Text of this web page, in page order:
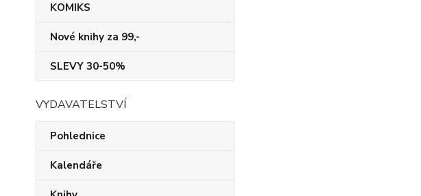
KOMIKS
Nové knihy za 99,-
SLEVY 30-50%
VYDAVATELSTVÍ
Pohlednice
Kalendáře